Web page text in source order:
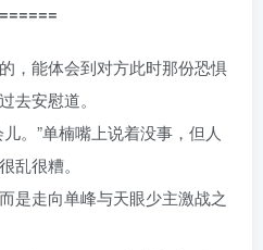
，能体会到对方此时那份恐惧
去安慰道。
。”单楠嘴上说着没事，但人
乱很糟。
是走向单峰与天眼少主激战之